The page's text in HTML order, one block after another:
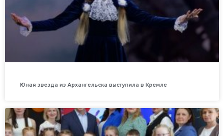
Юная звезда из Архангельска выступила в Кремле